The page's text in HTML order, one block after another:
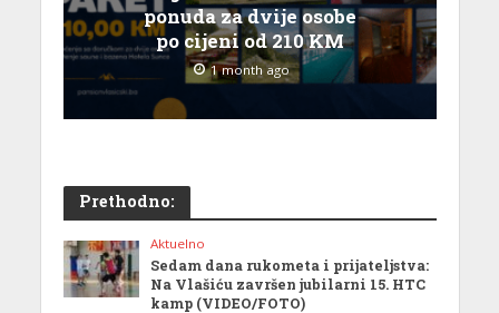
ponuda za dvije osobe
po cijeni od 210 KM
1 month ago
Prethodno:
Aktuelno
Sedam dana rukometa i prijateljstva:
Na Vlašiću završen jubilarni 15. HTC
kamp (VIDEO/FOTO)